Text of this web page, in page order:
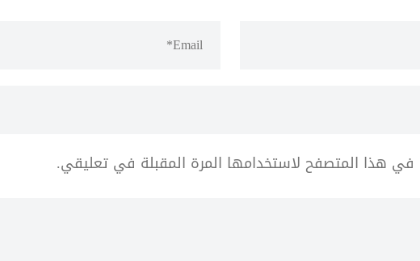
في هذا المتصفح لاستخدامها المرة المقبلة في تعليقي.